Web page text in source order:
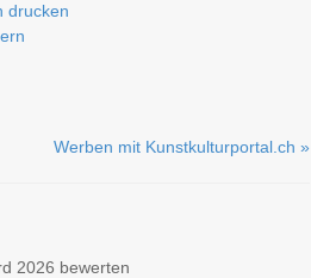
drucken
Werben mit Kunstkulturportal.ch »
2026 bewerten